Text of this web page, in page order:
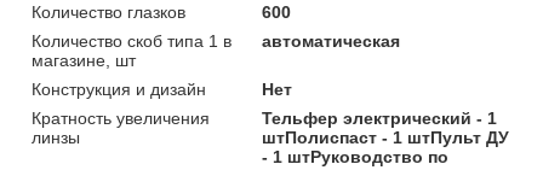
Количество глазков
600
Количество скоб типа 1 в
магазине, шт
автоматическая
Конструкция и дизайн
Нет
Кратность увеличения
линзы
Тельфер электрический - 1
штПолиспаст - 1 штПульт ДУ
- 1 штРуководство по